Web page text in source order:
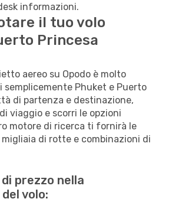
informazioni.
il tuo volo
Princesa
aereo su Opodo è molto
semplicemente Phuket e Puerto
di partenza e destinazione,
viaggio e scorri le opzioni
motore di ricerca ti fornirà le
di rotte e combinazioni di
prezzo nella
volo: